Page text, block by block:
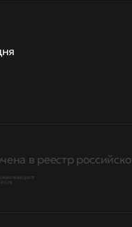
в реестр